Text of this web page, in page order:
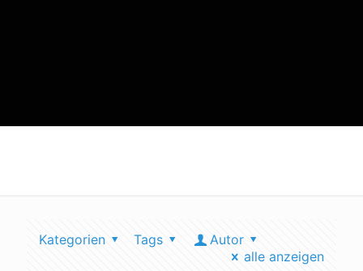
Kategorien Tags
Autor
alle anzeigen